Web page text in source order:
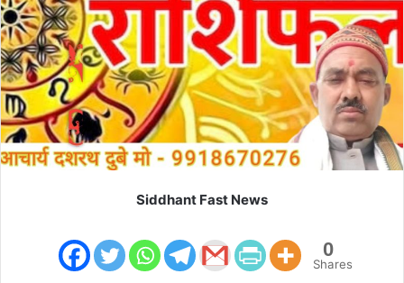
m
a
i
l
Siddhant Fast News
0
Shares